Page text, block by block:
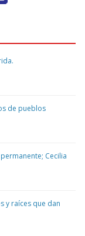
de pueblos
Cecilia
y raíces que dan